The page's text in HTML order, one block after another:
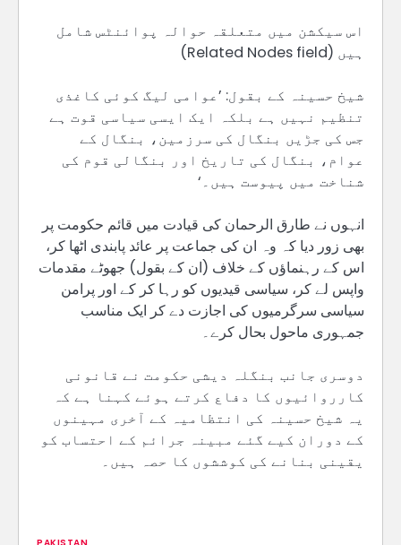
اس سیکشن میں متعلقہ حوالہ پوائنٹس شامل
ہیں (Related Nodes field)
شیخ حسینہ کے بقول: ’عوامی لیگ کوئی کاغذی
تنظیم نہیں ہے بلکہ ایک ایسی سیاسی قوت ہے
جس کی جڑیں بنگال کی سرزمین، بنگال کے
عوام، بنگال کی تاریخ اور بنگالی قوم کی
شناخت میں پیوست ہیں۔‘
انہوں نے طارق الرحمان کی قیادت میں قائم حکومت پر
بھی زور دیا کہ وہ ان کی جماعت پر عائد پابندی اٹھا کر،
اس کے رہنماؤں کے خلاف (ان کے بقول) جھوٹے مقدمات
واپس لے کر، سیاسی قیدیوں کو رہا کر کے اور پرامن
سیاسی سرگرمیوں کی اجازت دے کر ایک مناسب
جمہوری ماحول بحال کرے۔
دوسری جانب بنگلہ دیشی حکومت نے قانونی
کارروائیوں کا دفاع کرتے ہوئے کہنا ہے کہ
یہ شیخ حسینہ کی انتظامیہ کے آخری مہینوں
کے دوران کیے گئے مبینہ جرائم کے احتساب کو
یقینی بنانے کی کوششوں کا حصہ ہیں۔